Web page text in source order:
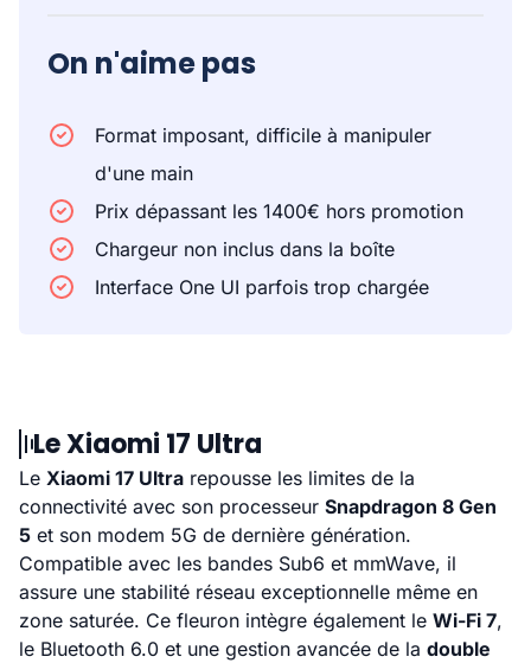
On n'aime pas
Format imposant, difficile à manipuler
d'une main
Prix dépassant les 1400€ hors promotion
Chargeur non inclus dans la boîte
Interface One UI parfois trop chargée
Le Xiaomi 17 Ultra
Le Xiaomi 17 Ultra repousse les limites de la
connectivité avec son processeur Snapdragon 8 Gen
5 et son modem 5G de dernière génération.
Compatible avec les bandes Sub6 et mmWave, il
assure une stabilité réseau exceptionnelle même en
zone saturée. Ce fleuron intègre également le Wi-Fi 7,
le Bluetooth 6.0 et une gestion avancée de la double